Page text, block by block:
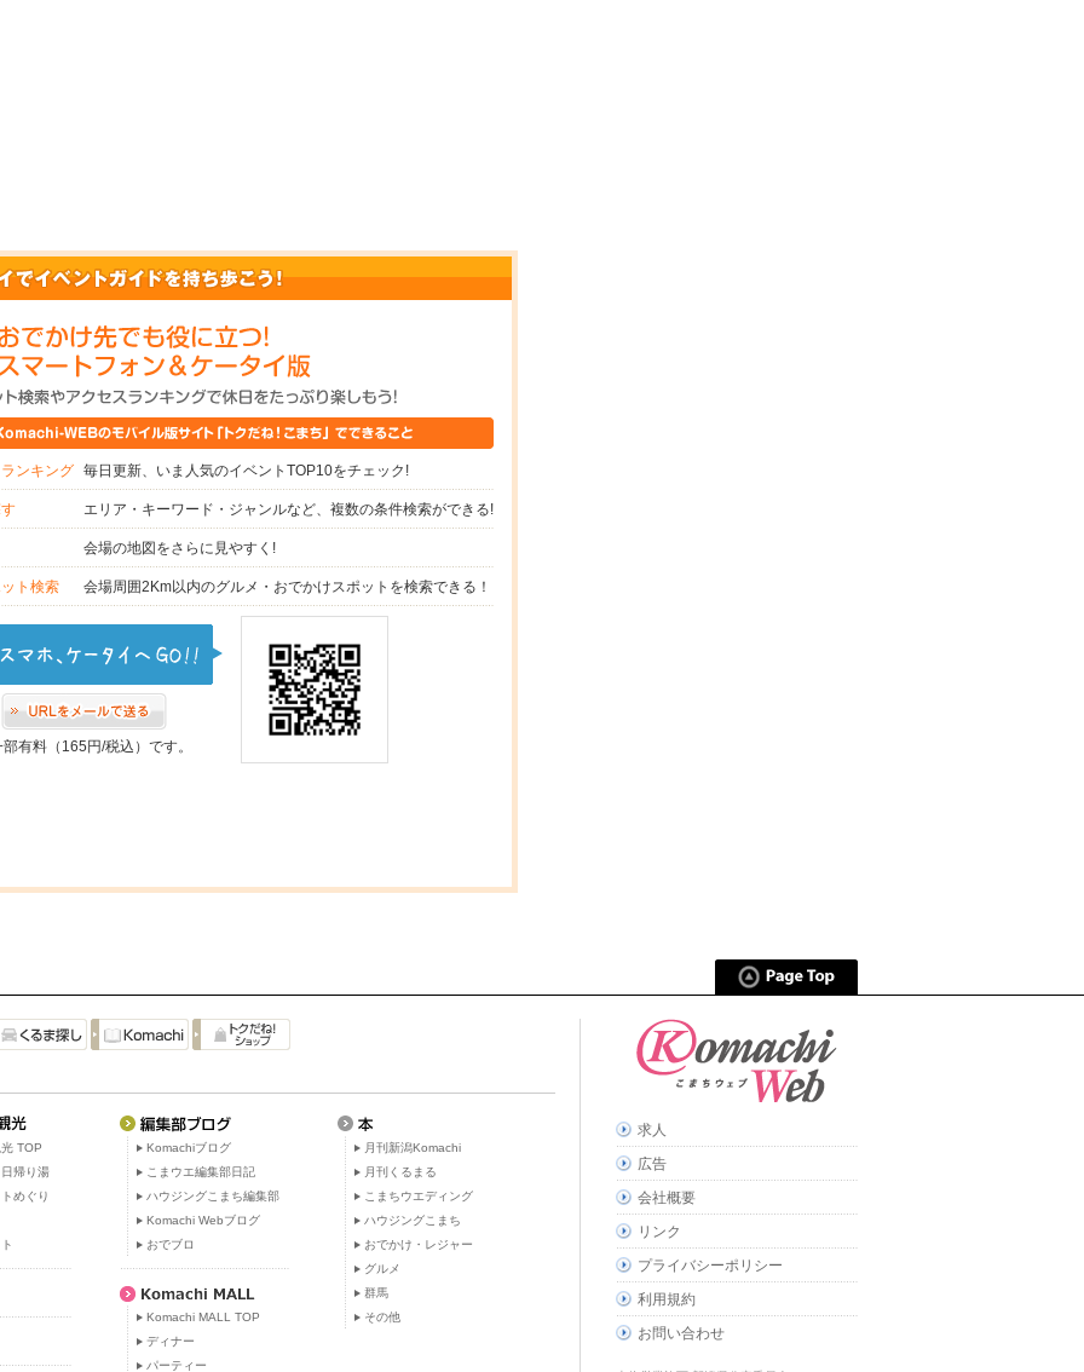
ンキング 毎日更新、いま人気のイベントTOP10をチェック!
エリア・キーワード・ジャンルなど、複数の条件検索ができる!
会場の地図をさらに見やすく!
ト検索 会場周囲2Km以内のグルメ・おでかけスポットを検索できる！
有料（165円/税込）です。
TOP
帰り湯
めぐり
Komachiブログ
こまウエ編集部日記
ハウジングこまち編集部
Komachi Webブログ
おでブロ
Komachi MALL TOP
ディナー
パーティー
月刊新潟Komachi
月刊くるまる
こまちウエディング
ハウジングこまち
おでかけ・レジャー
グルメ
群馬
その他
求人
広告
会社概要
リンク
プライバシーポリシー
利用規約
お問い合わせ